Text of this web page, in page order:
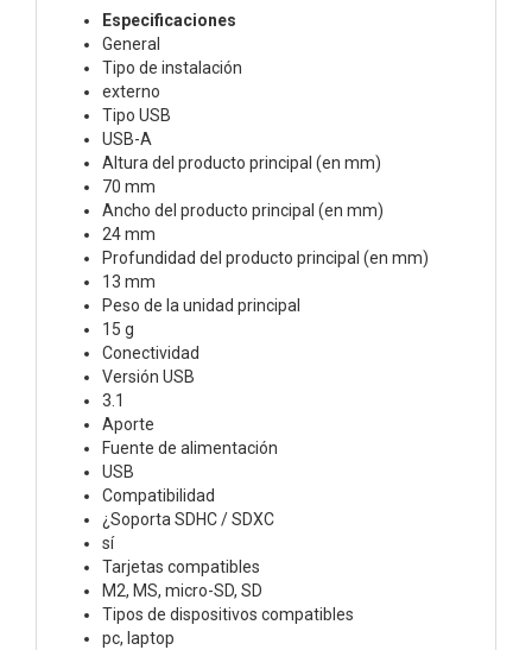
Especificaciones
General
Tipo de instalación
externo
Tipo USB
USB-A
Altura del producto principal (en mm)
70 mm
Ancho del producto principal (en mm)
24 mm
Profundidad del producto principal (en mm)
13 mm
Peso de la unidad principal
15 g
Conectividad
Versión USB
3.1
Aporte
Fuente de alimentación
USB
Compatibilidad
¿Soporta SDHC / SDXC
sí
Tarjetas compatibles
M2, MS, micro-SD, SD
Tipos de dispositivos compatibles
pc, laptop